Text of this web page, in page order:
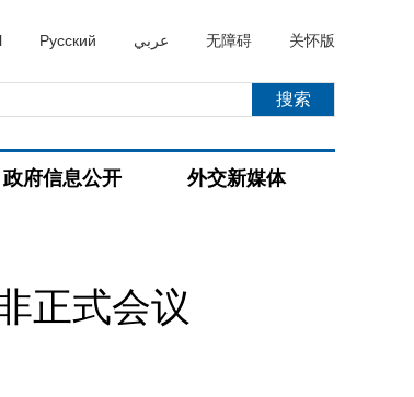
Русский عربي 无障碍 关怀版
政府信息公开 外交新媒体
正式会议